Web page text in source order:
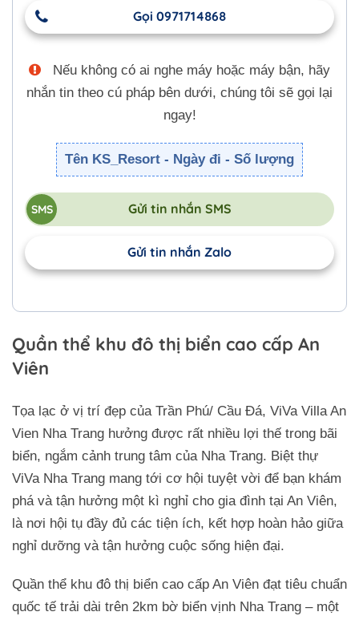
Gọi 0971714868
Nếu không có ai nghe máy hoặc máy bận, hãy
nhắn tin theo cú pháp bên dưới, chúng tôi sẽ gọi lại
ngay!
Tên KS_Resort - Ngày đi - Số lượng
Gửi tin nhắn SMS
Gửi tin nhắn Zalo
Quần thể khu đô thị biển cao cấp An
Viên
Tọa lạc ở vị trí đẹp của Trần Phú/ Cầu Đá, ViVa Villa An
Vien Nha Trang hưởng được rất nhiều lợi thế trong bãi
biển, ngắm cảnh trung tâm của Nha Trang. Biệt thự
ViVa Nha Trang mang tới cơ hội tuyệt vời để bạn khám
phá và tận hưởng một kì nghỉ cho gia đình tại An Viên,
là nơi hội tụ đầy đủ các tiện ích, kết hợp hoàn hảo giữa
nghỉ dưỡng và tận hưởng cuộc sống hiện đại.
Quần thể khu đô thị biển cao cấp An Viên đạt tiêu chuẩn
quốc tế trải dài trên 2km bờ biển vịnh Nha Trang – một